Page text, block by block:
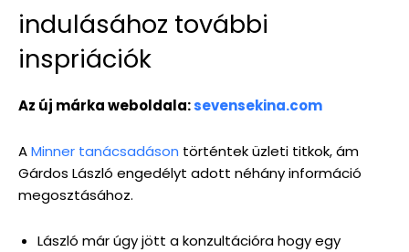
indulásához további
inspriációk
Az új márka weboldala:sevensekina.com
AMinner tanácsadáson történtek üzleti titkok, ám
Gárdos László engedélyt adott néhány információ
megosztásához.
László már úgy jött a konzultációra hogy egy